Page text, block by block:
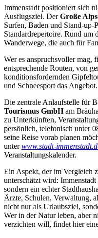
Immenstadt positioniert sich
Ausflugsziel. DerGroße
Surfen, Baden und Stand-up-
Standardrepertoire. Rund um
Wanderwege, die auch für
Wer es anspruchsvoller mag,
entsprechende Routen, von
konditionsfordernden
und Schneesport das Angebot.
Die zentrale Anlaufstelle für
Tourismus GmbHam
zu Unterkünften,
persönlich, telefonisch unter
seine Reise vorab planen
unterwww.stadt-
Veranstaltungskalender.
Ein Aspekt, der im Vergleich
unterschätzt wird:
sondern ein echter
Ärzte, Schulen, Verwaltung,
nicht nur als Urlaubsziel,
Wer in der Natur leben, aber
verzichten will, findet hier